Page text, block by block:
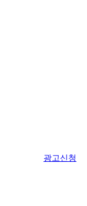
광고신청